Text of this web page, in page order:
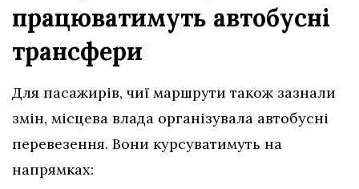
працюватимуть автобусні
трансфери
Для пасажирів, чиї маршрути також зазнали
змін, місцева влада організувала автобусні
перевезення. Вони курсуватимуть на
напрямках: